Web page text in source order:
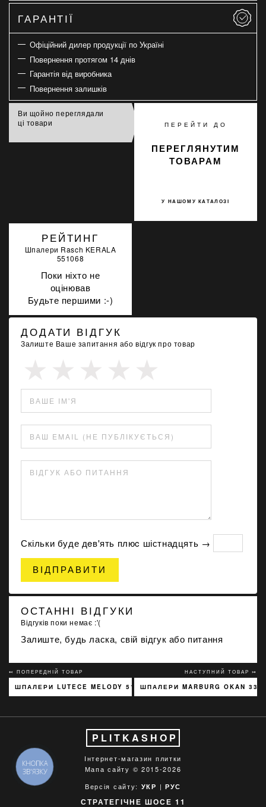
ГАРАНТІЇ
Офіційний дилер продукції по Україні
Повернення протягом 14 днів
Гарантія від виробника
Повернення залишків
Ви щойно переглядали
ці товари
ПЕРЕЙТИ ДО
У НАШОМУ КАТАЛОЗІ
ПЕРЕГЛЯНУТИМ
ТОВАРАМ
РЕЙТИНГ
Шпалери Rasch KERALA
551068
Поки ніхто не
оцінював
Будьте першими :-)
ДОДАТИ ВІДГУК
Залиште Ваше запитання або відгук про товар
ВАШЕ ІМ'Я
ВАШ EMAIL (НЕ ПУБЛІКУЄТЬСЯ)
ВІДГУК АБО ПИТАННЯ
Скільки буде дeв'ять плюc шістнадцять →
ВІДПРАВИТИ
ОСТАННІ ВІДГУКИ
Відгуків поки немає :'(
Залиште, будь ласка, свій відгук або питання
↢ ПОПЕРЕДНІЙ ТОВАР
ШПАЛЕРИ LUTECE MELODY 51197301
НАСТУПНИЙ ТОВАР ↣
ШПАЛЕРИ MARBURG OKAN
PLITKASHOP
Інтернет-магазин плитки
Мапа сайту © 2015-2026
Версія сайту: УКР | РУС
СТРАТЕГІЧНЕ ШОСЕ 11
КНОПКА
ЗВ'ЯЗКУ